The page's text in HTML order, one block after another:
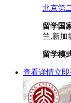
北京第
留学国
兰,新加
留学模
查看详情立